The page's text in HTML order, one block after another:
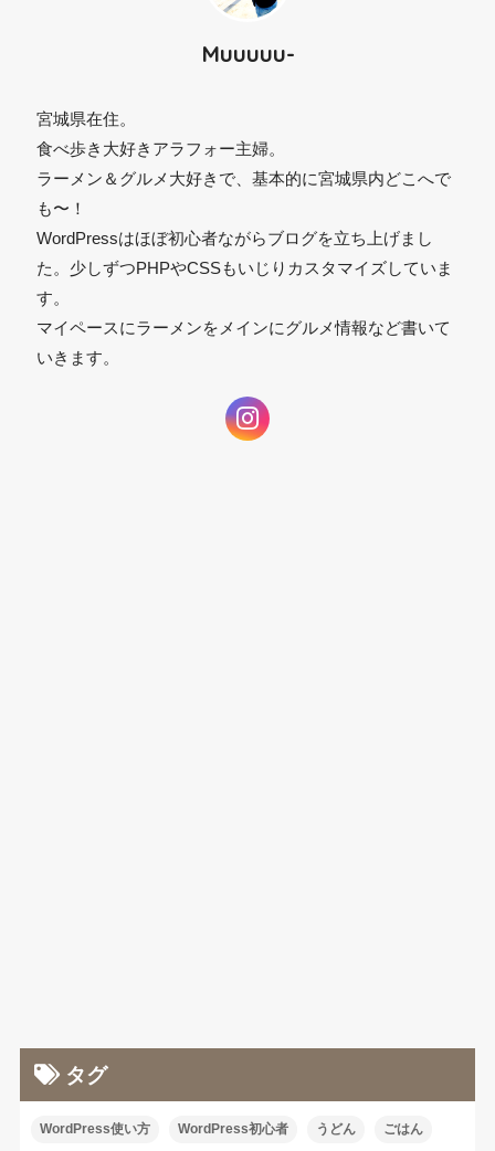
Muuuuu-
宮城県在住。
食べ歩き大好きアラフォー主婦。
ラーメン＆グルメ大好きで、基本的に宮城県内どこへで
も〜！
WordPressはほぼ初心者ながらブログを立ち上げまし
た。少しずつPHPやCSSもいじりカスタマイズしていま
す。
マイペースにラーメンをメインにグルメ情報など書いて
いきます。
タグ
WordPress使い方 WordPress初心者 うどん ごはん